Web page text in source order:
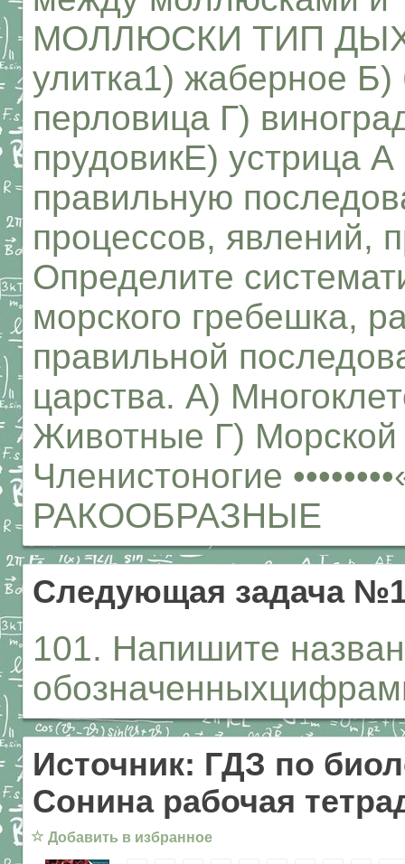
МОЛЛЮСКИ ТИП
улитка1) жаберное Б)
перловица Г)
прудовикЕ) устрица
правильную
процессов, явлений,
Определите
морского гребешка,
правильной
царства. A)
Животные Г)
Членистоногие
РАКООБРАЗНЫЕ
Следующая задача
101. Напишите
Источник: ГДЗ по
Сонина рабочая
☆ Добавить в избранное